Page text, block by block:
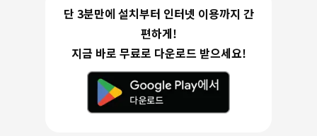
단 3분만에 설치부터 인터넷 이용까지 간
편하게!
지금 바로 무료로 다운로드 받으세요!